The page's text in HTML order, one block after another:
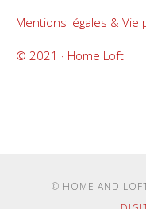
Mentions légales & Vie
© 2021 · Home Loft
© HOME AND